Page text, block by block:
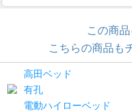
この商
こちらの商品も
高田ベッド
有孔
電動ハイローベッド